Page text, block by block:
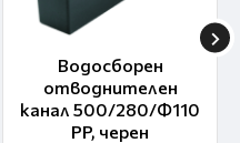
Водосборен
отводнителен
канал 500/280/Ф110
PP, черен